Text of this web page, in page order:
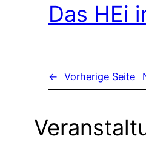
Das HEi
← Vorherige Seite